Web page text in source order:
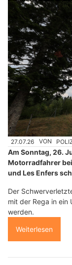
27.07.26 VON
Am Sonntag, 26.
Motorradfahrer
und Les Enfers
Der
mit der Rega in ein
werden.
Weiterlesen